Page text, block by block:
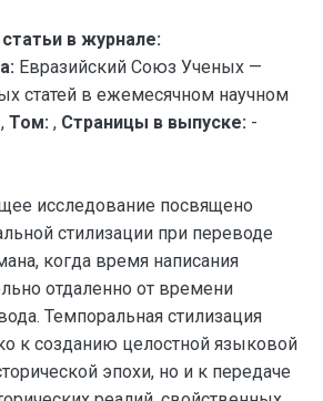
в журнале:
Евразийский Союз Ученых —
статей в ежемесячном научном
, Том: , Страницы в выпуске: -
исследование посвящено
стилизации при переводе
когда время написания
отдаленно от времени
Темпоральная стилизация
к созданию целостной языковой
эпохи, но и к передаче